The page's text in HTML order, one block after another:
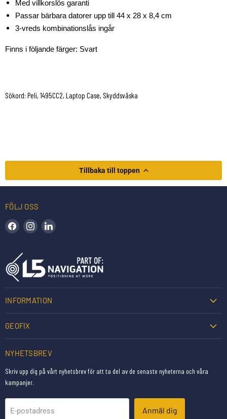
Med villkorslös garanti
Passar bärbara datorer upp till 44 x 28 x 8,4 cm
3-vreds kombinationslås ingår
Finns i följande färger: Svart
Sökord: Peli, 1495CC2, Laptop Case, Skyddsväska
Tillbaka till toppen
FÖLJ OSS
Hitta oss på Facebook
Hitta oss på Instagram
INFORMATION
GEOFIX
NYHETSBREV
Skriv upp dig på vårt nyhetsbrev för att ta del av de senaste nyheterna och våra
kampanjer.
E-postadress Anmäl dig